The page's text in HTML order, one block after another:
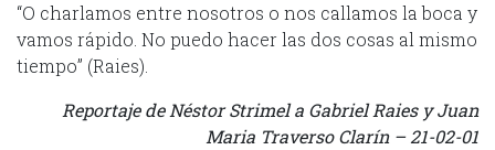
“O charlamos entre nosotros o nos callamos la boca y
vamos rápido. No puedo hacer las dos cosas al mismo
tiempo” (Raies).
Reportaje de Néstor Strimel a Gabriel Raies y Juan
Maria Traverso Clarín – 21-02-01